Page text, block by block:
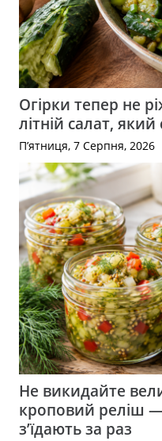
Огірки тепер не
літній салат,
П’ятниця, 7 Серпня, 2026
Не викидайте
кроповий реліш
з’їдають за раз